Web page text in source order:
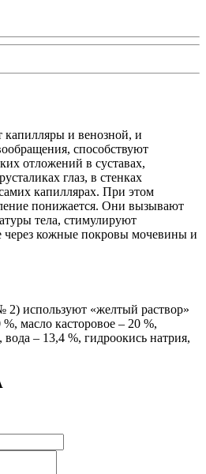
и венозной, и
способствуют
отложений в суставах,
глаз, в стенках
капиллярах. При этом
понижается. Они вызывают
тела, стимулируют
через кожные покровы мочевины и
используют «желтый раствор»
масло касторовое – 20 %,
– 13,4 %, гидроокись натрия,